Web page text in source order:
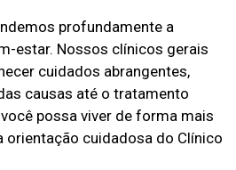
profundamente a
estar. Nossos clínicos gerais
cuidados abrangentes,
causas até o tratamento
possa viver de forma mais
orientação cuidadosa do Clínico